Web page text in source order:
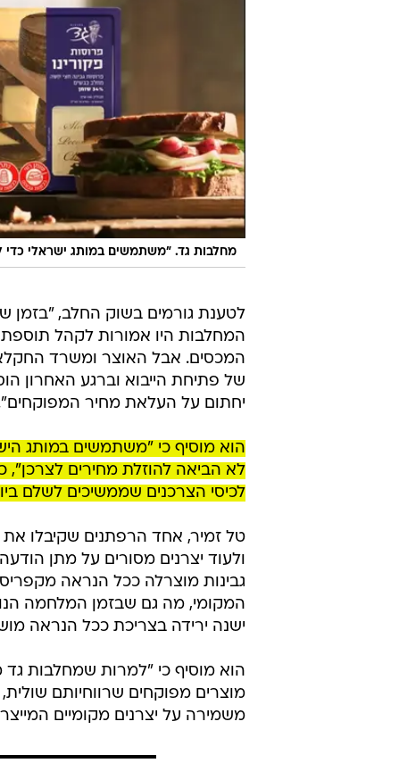
מאשר על תוצרת מקומית.
מחלבות גד. "משתמשים במותג ישראלי כדי
לטענת גורמים בשוק החלב, "בזמן
המכסים. אבל האוצר ומשרד
של פתיחת הייבוא וברגע האחרון
יחתום על העלאת מחיר המפוקחים".
הוא מוסיף כי "משתמשים במותג
לא הביאה להוזלת מחירים לצרכן",
לכיסי הצרכנים שממשיכים לשלם
טל זמיר, אחד הרפתנים שקיבלו את